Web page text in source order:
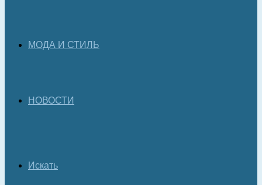
МОДА И СТИЛЬ
НОВОСТИ
Искать